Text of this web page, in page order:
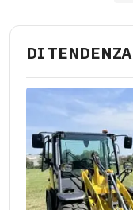
DI TENDENZA